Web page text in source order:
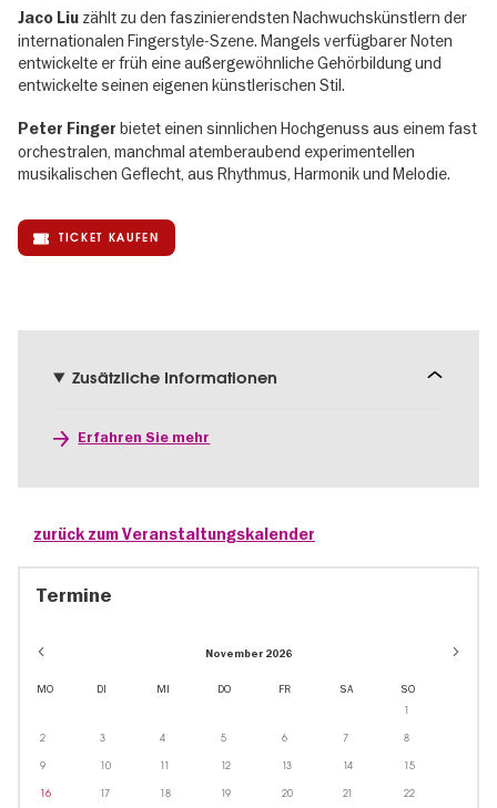
Jaco Liu zählt zu den faszinierendsten Nachwuchskünstlern der
internationalen Fingerstyle-Szene. Mangels verfügbarer Noten
entwickelte er früh eine außergewöhnliche Gehörbildung und
entwickelte seinen eigenen künstlerischen Stil.
Peter Finger bietet einen sinnlichen Hochgenuss aus einem fast
orchestralen, manchmal atemberaubend experimentellen
musikalischen Geflecht, aus Rhythmus, Harmonik und Melodie.
TICKET KAUFEN
Zusätzliche Informationen
Erfahren Sie mehr
zurück zum Veranstaltungskalender
Termine
November 2026
MO DI MI DO FR SA SO
1
2 3 4 5 6 7 8
9 10 11 12 13 14 15
16 17 18 19 20 21 22